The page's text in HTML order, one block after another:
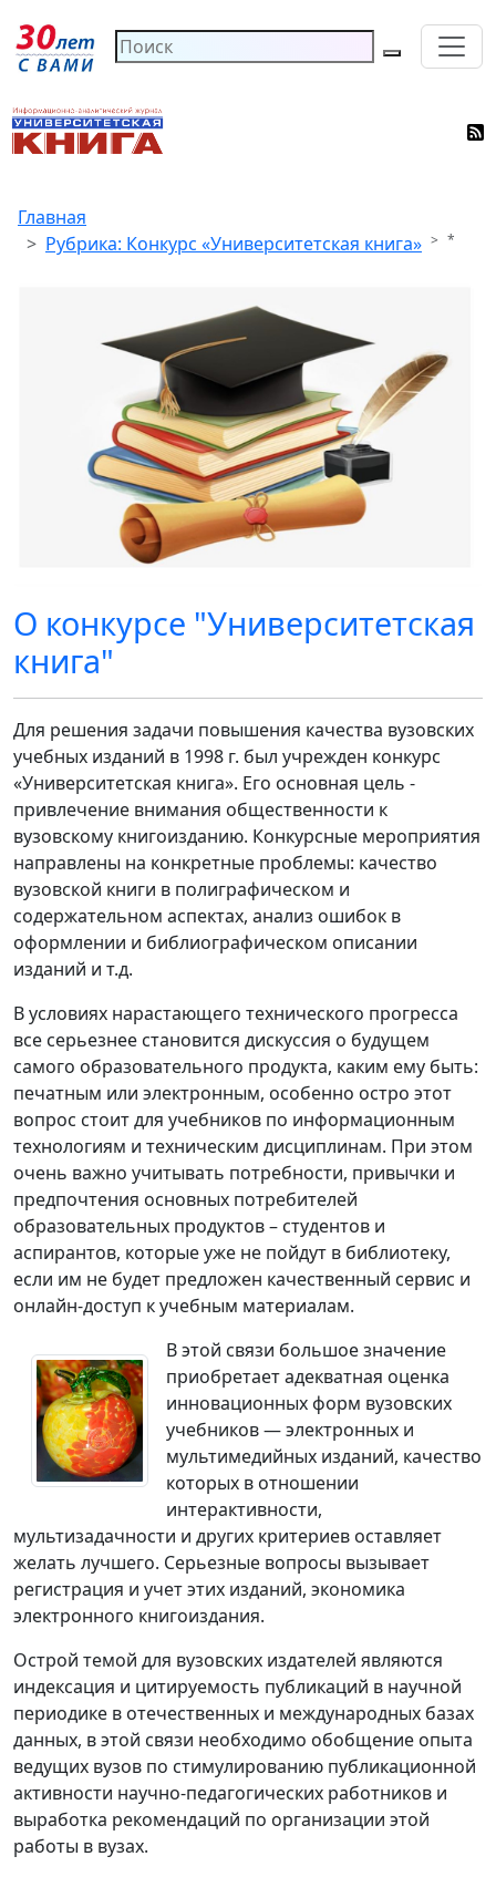
Главная
Рубрика: Конкурс «Университетская книга»
*
О конкурсе "Университетская
книга"
Для решения задачи повышения качества вузовских
учебных изданий в 1998 г. был учрежден конкурс
«Университетская книга». Его основная цель -
привлечение внимания общественности к
вузовскому книгоизданию. Конкурсные мероприятия
направлены на конкретные проблемы: качество
вузовской книги в полиграфическом и
содержательном аспектах, анализ ошибок в
оформлении и библиографическом описании
изданий и т.д.
В условиях нарастающего технического прогресса
все серьезнее становится дискуссия о будущем
самого образовательного продукта, каким ему быть:
печатным или электронным, особенно остро этот
вопрос стоит для учебников по информационным
технологиям и техническим дисциплинам. При этом
очень важно учитывать потребности, привычки и
предпочтения основных потребителей
образовательных продуктов – студентов и
аспирантов, которые уже не пойдут в библиотеку,
если им не будет предложен качественный сервис и
онлайн-доступ к учебным материалам.
В этой связи большое значение
приобретает адекватная оценка
инновационных форм вузовских
учебников — электронных и
мультимедийных изданий, качество
которых в отношении
интерактивности,
мультизадачности и других критериев оставляет
желать лучшего. Серьезные вопросы вызывает
регистрация и учет этих изданий, экономика
электронного книгоиздания.
Острой темой для вузовских издателей являются
индексация и цитируемость публикаций в научной
периодике в отечественных и международных базах
данных, в этой связи необходимо обобщение опыта
ведущих вузов по стимулированию публикационной
активности научно-педагогических работников и
выработка рекомендаций по организации этой
работы в вузах.